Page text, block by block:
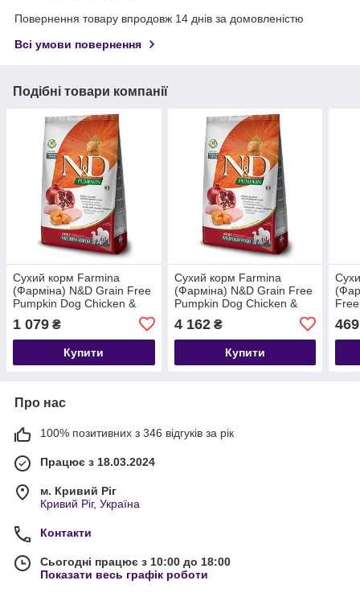
Повернення товару впродовж 14 днів за домовленістю
Всі умови повернення
Подібні товари компанії
Сухий корм Farmina
(Фарміна) N&D Grain Free
Pumpkin Dog Chicken &
Pomegranate Adult Medium
& Maxi беззерновий для
дорослих собак
1 079 ₴
Купити
Сухий корм Farmina
(Фарміна) N&D Grain Free
Pumpkin Dog Chicken &
Pomegranate Adult Medium
& Maxi беззерновий для
дорослих собак
4 162₴
Купити
для
469
Про нас
100% позитивних з 346 відгуків за рік
Працює з 18.03.2024
м. Кривий Ріг
Кривий Ріг, Україна
Контакти
Сьогодні працює з 10:00 до 18:00
Показати весь графік роботи